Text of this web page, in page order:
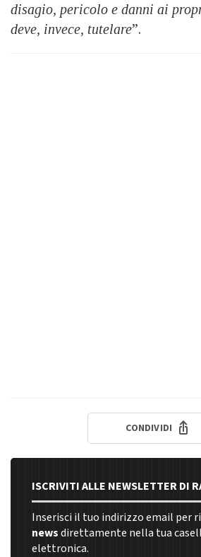
disagio, pericolo e danni ai
deve, invece, tutelare”.
CONDIVIDI
ISCRIVITI ALLE NEWSLETTER DI
Inserisci il tuo indirizzo email per
newsdirettamente nella tua
elettronica.